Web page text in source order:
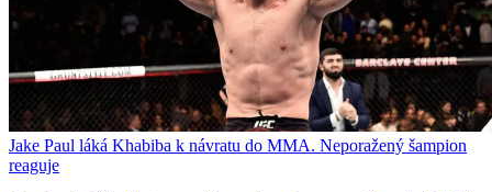
Jake Paul láká Khabiba k návratu do MMA. Neporažený šampion
reaguje